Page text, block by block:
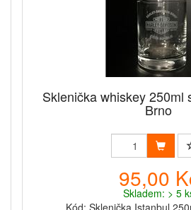
Sklenička whiskey 250ml
Brno
95,00
Skladem: > 5